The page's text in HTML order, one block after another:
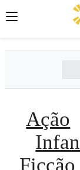
Ação
Ficção